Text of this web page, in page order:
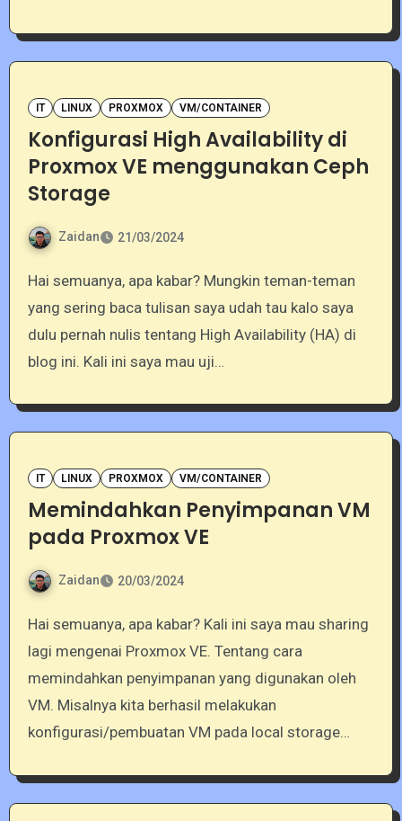
IT LINUX PROXMOX VM/CONTAINER
Konfigurasi High Availability di
Proxmox VE menggunakan Ceph
Storage
Zaidan 21/03/2024
Hai semuanya, apa kabar? Mungkin teman-teman
yang sering baca tulisan saya udah tau kalo saya
dulu pernah nulis tentang High Availability (HA) di
blog ini. Kali ini saya mau uji…
IT LINUX PROXMOX VM/CONTAINER
Memindahkan Penyimpanan VM
pada Proxmox VE
Zaidan 20/03/2024
Hai semuanya, apa kabar? Kali ini saya mau sharing
lagi mengenai Proxmox VE. Tentang cara
memindahkan penyimpanan yang digunakan oleh
VM. Misalnya kita berhasil melakukan
konfigurasi/pembuatan VM pada local storage…